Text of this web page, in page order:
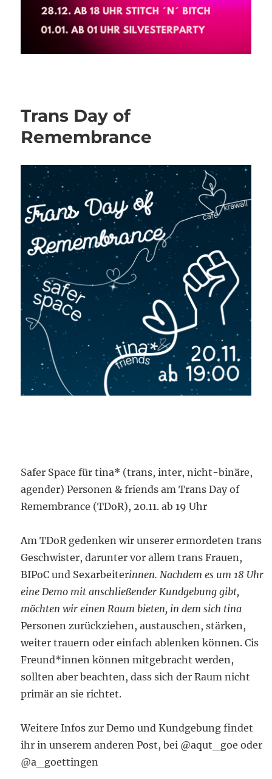
Trans Day of
Remembrance
Safer Space für tina* (trans, inter, nicht-binäre,
agender) Personen & friends am Trans Day of
Remembrance (TDoR), 20.11. ab 19 Uhr
Am TDoR gedenken wir unserer ermordeten trans
Geschwister, darunter vor allem trans Frauen,
BIPoC und Sexarbeiterinnen. Nachdem es um 18 Uhr
eine Demo mit anschließender Kundgebung gibt,
möchten wir einen Raum bieten, in dem sich tina
Personen zurückziehen, austauschen, stärken,
weiter trauern oder einfach ablenken können. Cis
Freund*innen können mitgebracht werden,
sollten aber beachten, dass sich der Raum nicht
primär an sie richtet.
Weitere Infos zur Demo und Kundgebung findet
ihr in unserem anderen Post, bei @aqut_goe oder
@a_goettingen